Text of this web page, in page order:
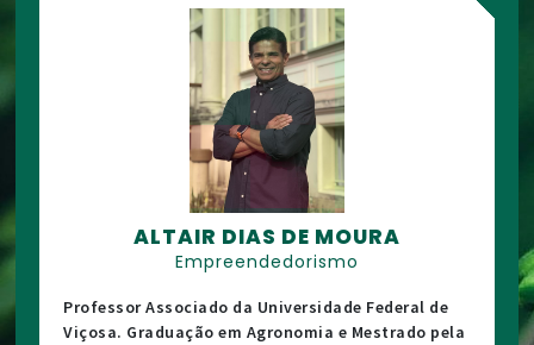
ALTAIR DIAS DE MOURA
Empreendedorismo
Professor Associado da Universidade Federal de
Viçosa. Graduação em Agronomia e Mestrado pela